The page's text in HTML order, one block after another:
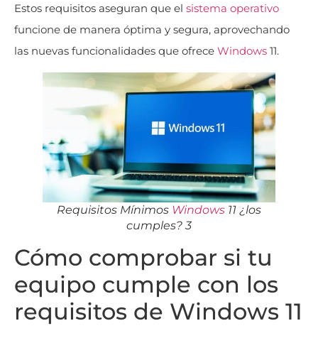
Estos requisitos aseguran que el sistema operativo
funcione de manera óptima y segura, aprovechando
las nuevas funcionalidades que ofrece Windows 11.
Requisitos Mínimos Windows 11 ¿los
cumples? 3
Cómo comprobar si tu
equipo cumple con los
requisitos de Windows 11